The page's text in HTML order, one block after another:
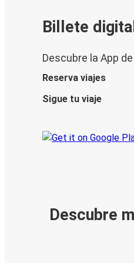
Billete
Descubre la App de
Reserva viajes
Sigue tu viaje
Descubre